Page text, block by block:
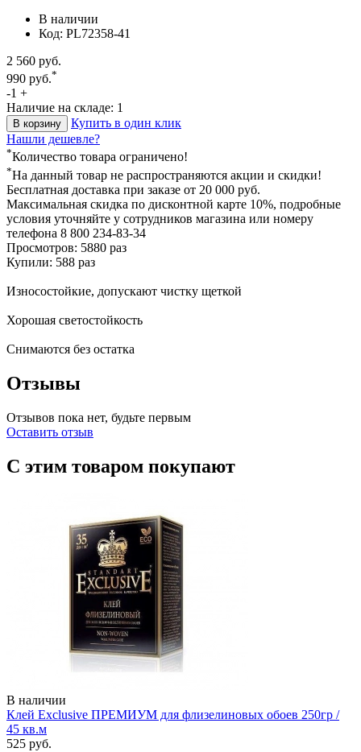
В наличии
Код: PL72358-41
2 560 руб.
990 руб.*
-1 +
Наличие на складе: 1
В корзину
Купить в один клик
Нашли дешевле?
*Количество товара ограничено!
*На данный товар не распространяются акции и скидки!
Бесплатная доставка при заказе от 20 000 руб.
Максимальная скидка по дисконтной карте 10%, подробные
условия уточняйте у сотрудников магазина или номеру
телефона 8 800 234-83-34
Просмотров: 5880 раз
Купили: 588 раз
Износостойкие, допускают чистку щеткой
Хорошая светостойкость
Снимаются без остатка
Отзывы
Отзывов пока нет, будьте первым
Оставить отзыв
С этим товаром покупают
В наличии
Клей Exclusive ПРЕМИУМ для флизелиновых обоев 250гр /
45 кв.м
525 руб.